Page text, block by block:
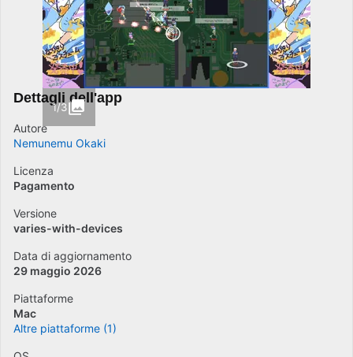
1/3
Dettagli dell'app
Autore
Nemunemu Okaki
Licenza
Pagamento
Versione
varies-with-devices
Data di aggiornamento
29 maggio 2026
Piattaforme
Mac
Altre piattaforme (1)